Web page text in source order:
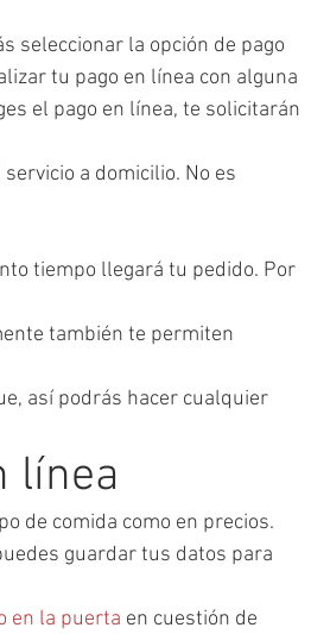
seleccionar la opción de pago
tu pago en línea con alguna
el pago en línea, te solicitarán
a domicilio. No es
tiempo llegará tu pedido. Por
también te permiten
así podrás hacer cualquier
línea
de comida como en precios.
guardar tus datos para
en la puerta en cuestión de